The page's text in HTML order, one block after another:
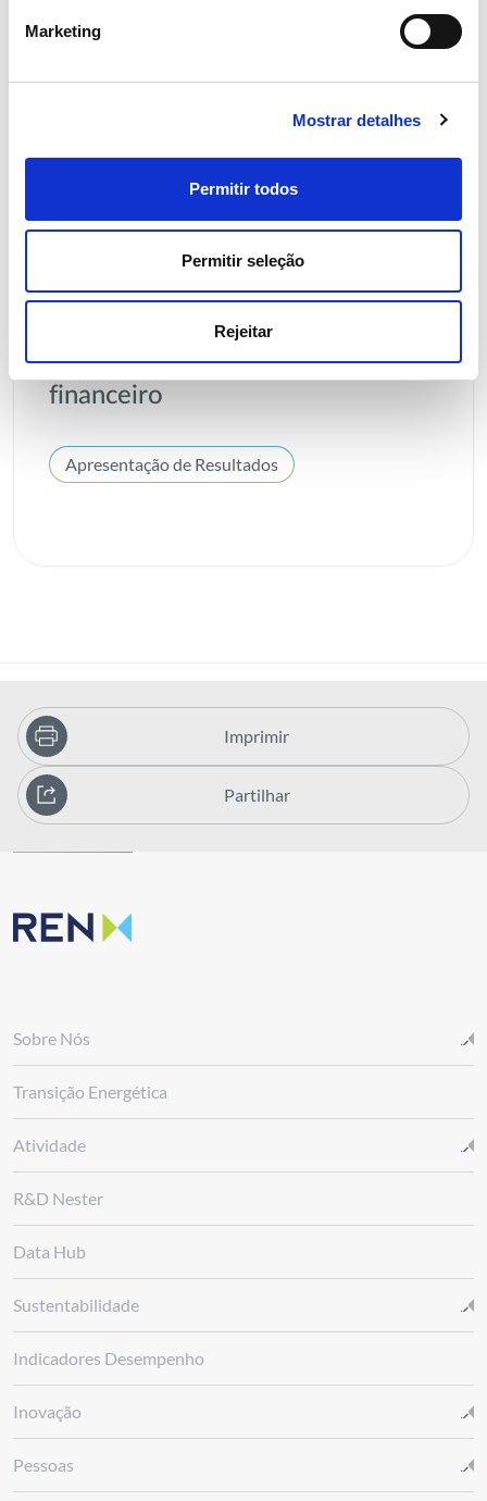
Marketing
Mostrar detalhes
Permitir todos
Permitir seleção
Rejeitar
30 JULHO 2026
Resultados 1S2026: bom
desempenho operacional e
financeiro
Apresentação de Resultados
Imprimir
Partilhar
Sobre Nós
Transição Energética
Atividade
R&D Nester
Data Hub
Sustentabilidade
Indicadores Desempenho
Inovação
Pessoas